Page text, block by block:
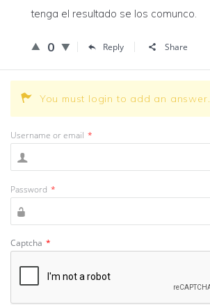
tenga el resultado se los comunco.
0 Reply Share
You must login to add an answer.
Username or email *
Password *
Captcha *